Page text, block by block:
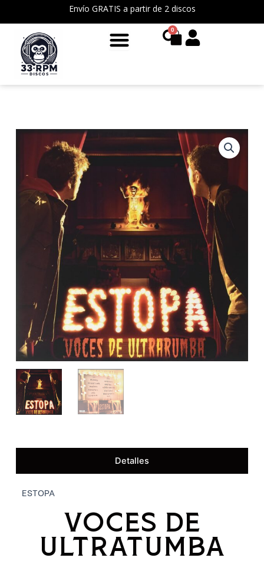
contenido
Envío GRATIS a partir de 2 discos
0
Cart
Detalles
ESTOPA
VOCES DE
ULTRATUMBA